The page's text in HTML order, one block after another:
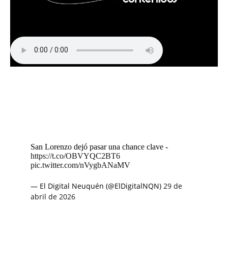
San Lorenzo dejó pasar una chance clave -
https://t.co/OBVYQC2BT6
pic.twitter.com/nVygbANaMV
— El Digital Neuquén (@ElDigitalNQN) 29 de
abril de 2026